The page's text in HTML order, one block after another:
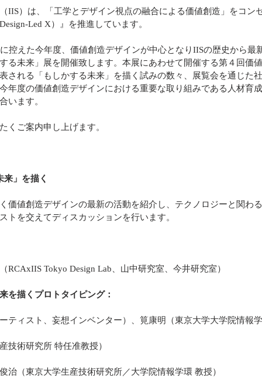
IIS）は、「工学とデザイン視点の融合による価値創造」をコン
Led X）』を推進しています。
控えた今年度、価値創造デザインが中心となりIISの歴史から最
る未来」展を開催致します。本展にあわせて開催する第４回価
される「もしかする未来」を描く試みの数々、展覧会を通じた
年度の価値創造デザインにおける重要な取り組みである人材育
います。
くご案内申し上げます。
来」を描く
価値創造デザインの最新の活動を紹介し、テクノロジーと関わ
トを交えてディスカッションを行います。
RCAxIIS Tokyo Design Lab、山中研究室、今井研究室）
を描くプロトタイピング：
ティスト、妄想インベンター）、筧康明（東京大学大学院情報
技術研究所 特任准教授）
治（東京大学生産技術研究所／大学院情報学環 教授）